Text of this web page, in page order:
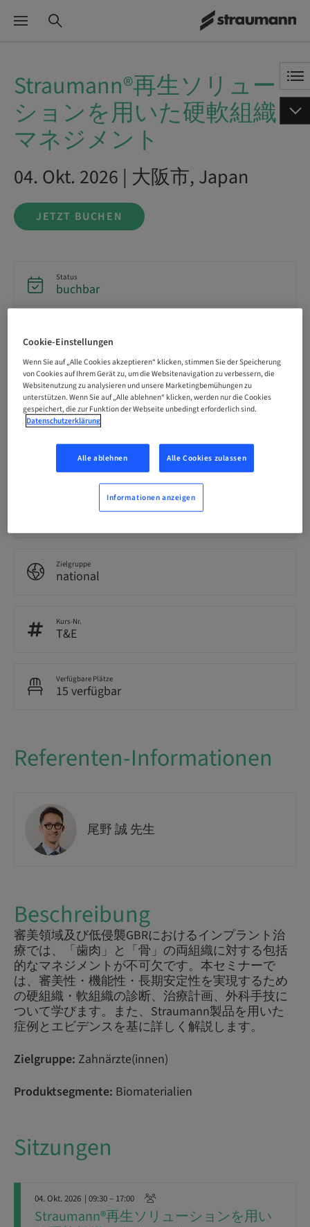
Straumann®再生ソリュー
ションを用いた硬軟組織
マネジメント
04. Okt. 2026 | 大阪市, Japan
JETZT BUCHEN
Status
buchbar
20. Sep. 2026 (UTC+9)
Preis pro Teilnehmer (es gelten lokale Steuern)
JPY 50000.00
Japanisch
Zielgruppe
national
Kurs-Nr.
T&E
Verfügbare Plätze
15 verfügbar
Referenten-Informationen
尾野 誠 先生
Beschreibung
審美領域及び低侵襲GBRにおけるインプラント治
療では、「歯肉」と「骨」の両組織に対する包括
的なマネジメントが不可欠です。本セミナーで
は、審美性・機能性・長期安定性を実現するため
の硬組織・軟組織の診断、治療計画、外科手技に
ついて学びます。また、Straumann製品を用いた
症例とエビデンスを基に詳しく解説します。
Zielgruppe: Zahnärzte(innen)
Produktsegmente: Biomaterialien
Sitzungen
04. Okt. 2026 | 09:30 – 17:00
Straumann®再生ソリューションを用い
Cookie-Einstellungen
Wenn Sie auf „Alle Cookies akzeptieren“ klicken, stimmen Sie der Speicherung
von Cookies auf Ihrem Gerät zu, um die Websitenavigation zu verbessern, die
Websitenutzung zu analysieren und unsere Marketingbemühungen zu
unterstützen. Wenn Sie auf „Alle ablehnen“ klicken, werden nur die Cookies
gespeichert, die zur Funktion der Webseite unbedingt erforderlich sind.
Datenschutzerklärung
Alle ablehnen Alle Cookies zulassen
Informationen anzeigen